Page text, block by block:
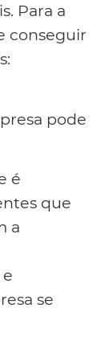
Para a
conseguir
pode
é
que
a
se